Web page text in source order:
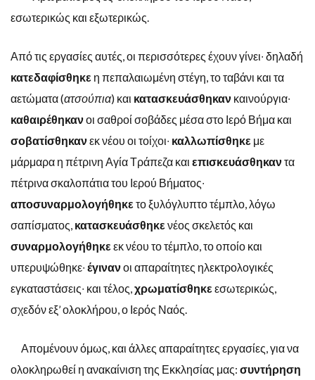
εσωτερικώς και εξωτερικώς.
Από τις εργασίες αυτές, οι περισσότερες έχουν γίνει∙ δηλαδή
κατεδαφίσθηκε η πεπαλαιωμένη στέγη, το ταβάνι και τα
αετώματα (ατσούπια) και κατασκευάσθηκαν καινούργια∙
καθαιρέθηκανοι σαθροί σοβάδες μέσα στο Ιερό Βήμα και
σοβατίσθηκανεκ νέου οι τοίχοι∙ καλλωπίσθηκε με
μάρμαρα η πέτρινη Αγία Τράπεζα και επισκευάσθηκαντα
πέτρινα σκαλοπάτια του Ιερού Βήματος∙
αποσυναρμολογήθηκετο ξυλόγλυπτο τέμπλο, λόγω
σαπίσματος, κατασκευάσθηκενέος σκελετός και
συναρμολογήθηκεεκ νέου το τέμπλο, το οποίο και
υπερυψώθηκε∙ έγινανοι απαραίτητες ηλεκτρολογικές
εγκαταστάσεις∙ και τέλος,χρωματίσθηκεεσωτερικώς,
σχεδόν εξ’ ολοκλήρου, ο Ιερός Ναός.
Απομένουν όμως, και άλλες απαραίτητες εργασίες, για να
ολοκληρωθεί η ανακαίνιση της Εκκλησίας μας: συντήρηση